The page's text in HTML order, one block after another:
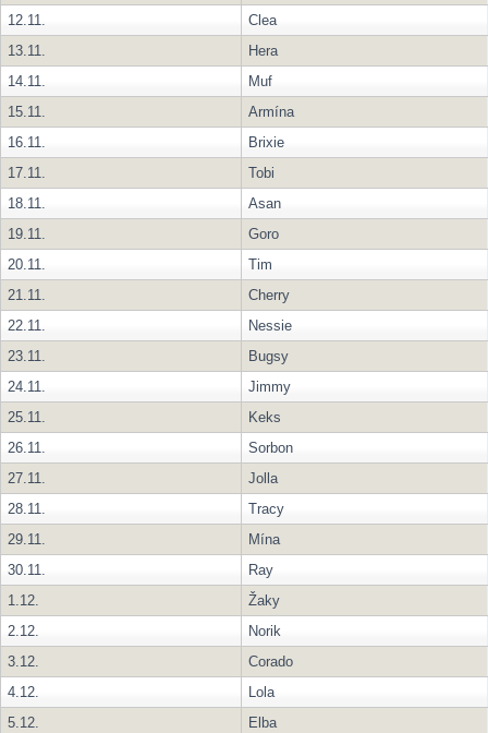
12.11.
Clea
13.11.
Hera
14.11.
Muf
15.11.
Armína
16.11.
Brixie
17.11.
Tobi
18.11.
Asan
19.11.
Goro
20.11.
Tim
21.11.
Cherry
22.11.
Nessie
23.11.
Bugsy
24.11.
Jimmy
25.11.
Keks
26.11.
Sorbon
27.11.
Jolla
28.11.
Tracy
29.11.
Mína
30.11.
Ray
1.12.
Žaky
2.12.
Norik
3.12.
Corado
4.12.
Lola
5.12.
Elba